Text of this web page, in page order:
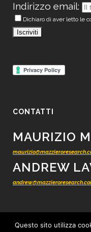
Indirizzo email:
Dichiaro di aver letto le
CONTATTI
MAURIZIO
ANDREW
Questo sito utilizza